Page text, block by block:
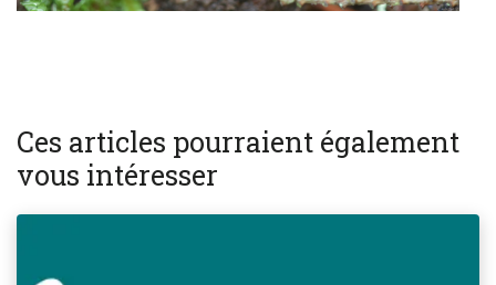
Ces articles pourraient également
vous intéresser